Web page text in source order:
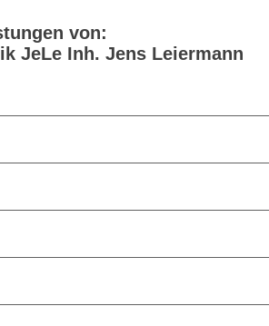
von:
JeLe Inh. Jens Leiermann